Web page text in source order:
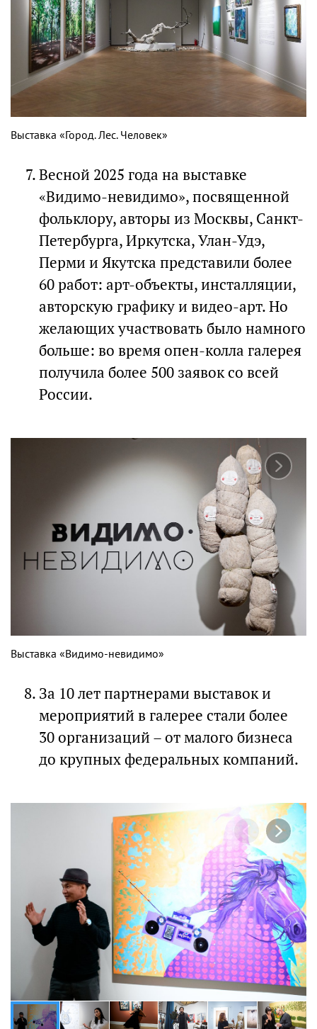
Выставка «Город. Лес. Человек»
Весной 2025 года на выставке
«Видимо-невидимо», посвященной
фольклору, авторы из Москвы, Санкт-
Петербурга, Иркутска, Улан-Удэ,
Перми и Якутска представили более
60 работ: арт-объекты, инсталляции,
авторскую графику и видео-арт. Но
желающих участвовать было намного
больше: во время опен-колла галерея
получила более 500 заявок со всей
России.
Выставка «Видимо-невидимо»
За 10 лет партнерами выставок и
мероприятий в галерее стали более
30 организаций – от малого бизнеса
до крупных федеральных компаний.